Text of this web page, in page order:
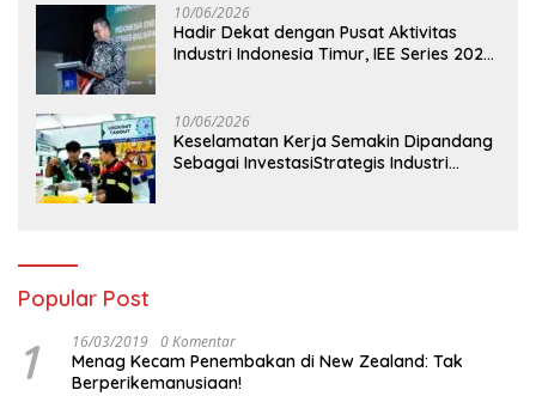
10/06/2026
Hadir Dekat dengan Pusat Aktivitas
Industri Indonesia Timur, IEE Series 2026
10/06/2026
Keselamatan Kerja Semakin Dipandang
Sebagai InvestasiStrategis Industri
Popular Post
1 16/03/2019 0 Komentar
Menag Kecam Penembakan di New Zealand: Tak
Berperikemanusiaan!